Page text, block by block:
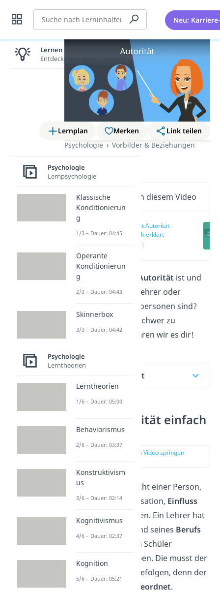
Suche Neu:
Lernplan Merken
Link teilen
Psychologie
Vorbilder & Beziehungen
Autorität
Wichtige Inhalte in diesem Video
Was ist Autorität
einfach erklärt
(00:12)
Du fragst dich, was Autorität ist und
wieso deine Eltern, Lehrer oder
Polizisten Autoritätspersonen sind?
Das ist gar nicht so schwer zu
verstehen. Hier erklären wir es dir!
Inhaltsübersicht
Was ist Autorität einfach
erklärt
zur Stelle im Video springen
Autorität
ist die Macht einer Person,
Gruppe oder Organisation, Einfluss
auf andere zu nehmen. Ein Lehrer hat
zum Beispiel aufgrund seines Berufs
die Autorität, seinem Schüler
Anweisungen zu geben. Die musst der
Schüler dann auch befolgen, denn der
Lehrer ist ihm
übergeordnet.
Lernen lohnt sich!
Entdecke hier deine Chancen.
Psychologie
Lernpsychologie
Klassische
Konditionierun
g
1/3 – Dauer: 04:45
Operante
Konditionierun
g
2/3 – Dauer: 04:43
Skinnerbox
3/3 – Dauer: 04:42
Psychologie
Lerntheorien
Lerntheorien
1/6 – Dauer: 05:00
Behaviorismus
2/6 – Dauer: 03:37
Konstruktivism
us
3/6 – Dauer: 02:14
Kognitivismus
4/6 – Dauer: 02:37
Kognition
5/6 – Dauer: 05:21